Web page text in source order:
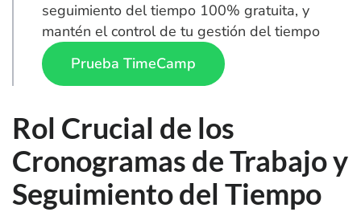
seguimiento del tiempo 100% gratuita, y
mantén el control de tu gestión del tiempo
Prueba TimeCamp
Rol Crucial de los
Cronogramas de Trabajo y
Seguimiento del Tiempo